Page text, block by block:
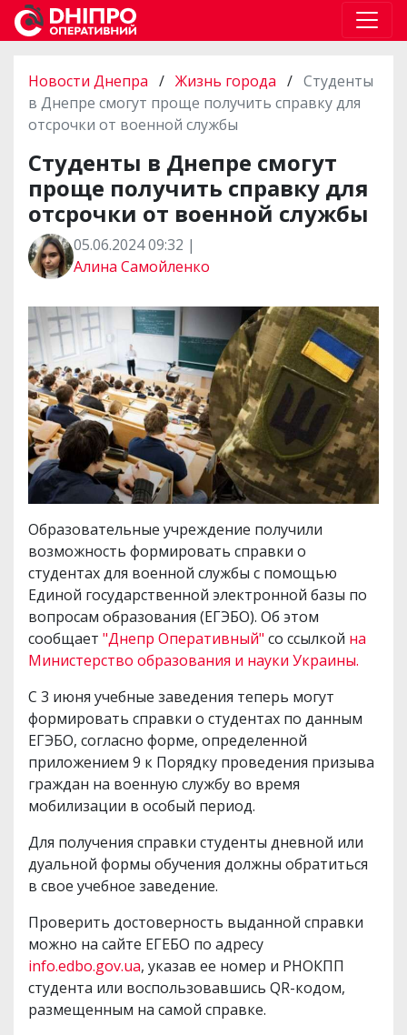
Новости Днепра / Жизнь города / Студенты
в Днепре смогут проще получить справку для
отсрочки от военной службы
Студенты в Днепре смогут
проще получить справку для
отсрочки от военной службы
05.06.2024 09:32 |
Алина Самойленко
Образовательные учреждение получили
возможность формировать справки о
студентах для военной службы с помощью
Единой государственной электронной базы по
вопросам образования (ЕГЭБО). Об этом
сообщает "Днепр Оперативный" со ссылкой на
Министерство образования и науки Украины.
С 3 июня учебные заведения теперь могут
формировать справки о студентах по данным
ЕГЭБО, согласно форме, определенной
приложением 9 к Порядку проведения призыва
граждан на военную службу во время
мобилизации в особый период.
Для получения справки студенты дневной или
дуальной формы обучения должны обратиться
в свое учебное заведение.
Проверить достоверность выданной справки
можно на сайте ЕГЕБО по адресу
info.edbo.gov.ua, указав ее номер и РНОКПП
студента или воспользовавшись QR-кодом,
размещенным на самой справке.